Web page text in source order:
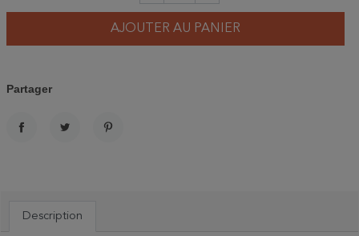
AJOUTER AU PANIER
Partager
Description